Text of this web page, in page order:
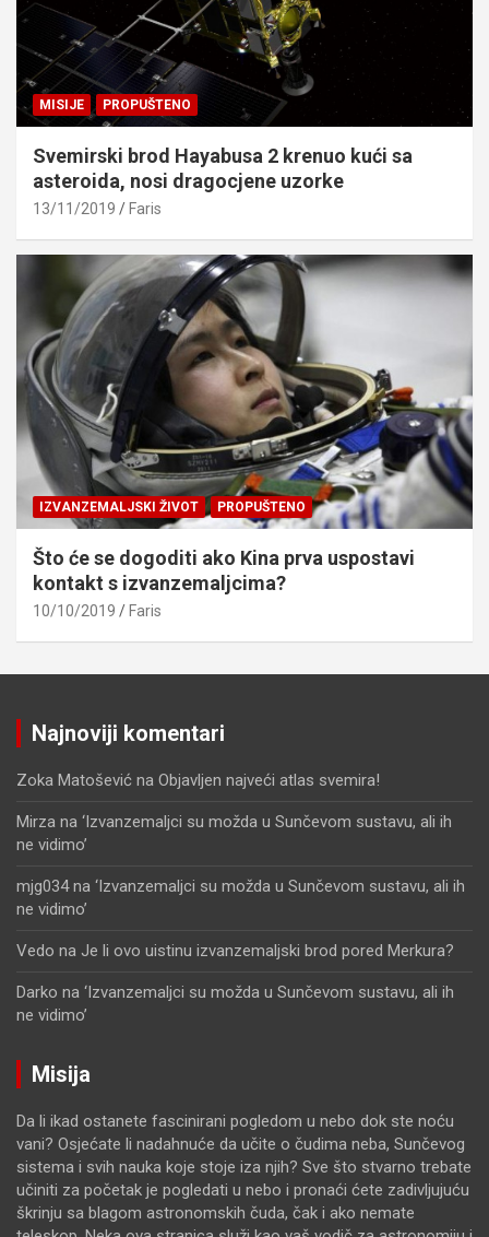
MISIJE PROPUŠTENO
Svemirski brod Hayabusa 2 krenuo kući sa
asteroida, nosi dragocjene uzorke
13/11/2019 Faris
IZVANZEMALJSKI ŽIVOT PROPUŠTENO
Što će se dogoditi ako Kina prva uspostavi
kontakt s izvanzemaljcima?
10/10/2019 Faris
Najnoviji komentari
Zoka Matošević na Objavljen najveći atlas svemira!
Mirza na ‘Izvanzemaljci su možda u Sunčevom sustavu, ali ih
ne vidimo’
mjg034na ‘Izvanzemaljci su možda u Sunčevom sustavu, ali ih
ne vidimo’
Vedo na Je li ovo uistinu izvanzemaljski brod pored Merkura?
Darko na ‘Izvanzemaljci su možda u Sunčevom sustavu, ali ih
ne vidimo’
Misija
Da li ikad ostanete fascinirani pogledom u nebo dok ste noću
vani? Osjećate li nadahnuće da učite o čudima neba, Sunčevog
sistema i svih nauka koje stoje iza njih? Sve što stvarno trebate
učiniti za početak je pogledati u nebo i pronaći ćete zadivljujuću
škrinju sa blagom astronomskih čuda, čak i ako nemate